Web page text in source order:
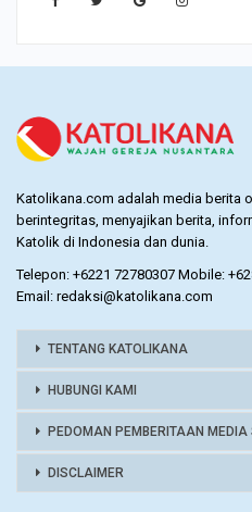
Katolikana.com adalah media berita
berintegritas, menyajikan berita,
Katolik di Indonesia dan dunia.
Telepon: +6221 72780307 Mobile:
Email: redaksi@katolikana.com
TENTANG KATOLIKANA
HUBUNGI KAMI
PEDOMAN PEMBERITAAN MEDIA
DISCLAIMER